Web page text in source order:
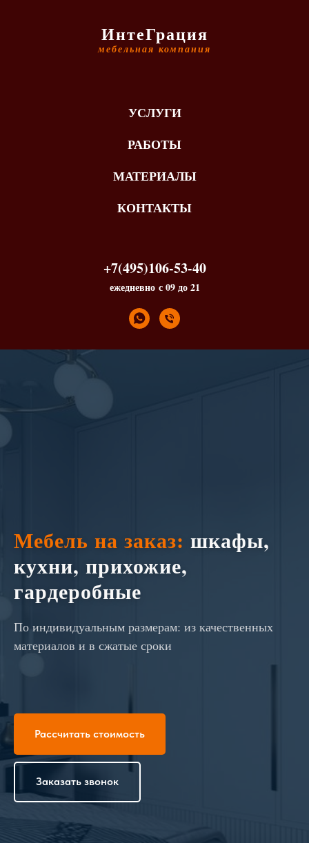
ИнтеГрация
мебельная компания
УСЛУГИ
РАБОТЫ
МАТЕРИАЛЫ
КОНТАКТЫ
+7(495)106-53-40
ежедневно с 09 до 21
Мебель на заказ: шкафы,
кухни, прихожие,
гардеробные
По индивидуальным размерам: из качественных
материалов и в сжатые сроки
Рассчитать стоимость
Заказать звонок